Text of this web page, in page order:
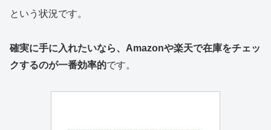
という状況です。
確実に手に入れたいなら、Amazonや楽天で在庫をチェッ
クするのが一番効率的です。